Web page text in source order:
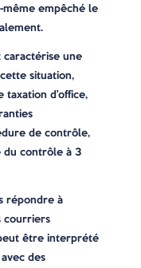
empêché le
une
situation,
d’office,
de contrôle,
du contrôle à 3
répondre à
courriers
être interprété
des